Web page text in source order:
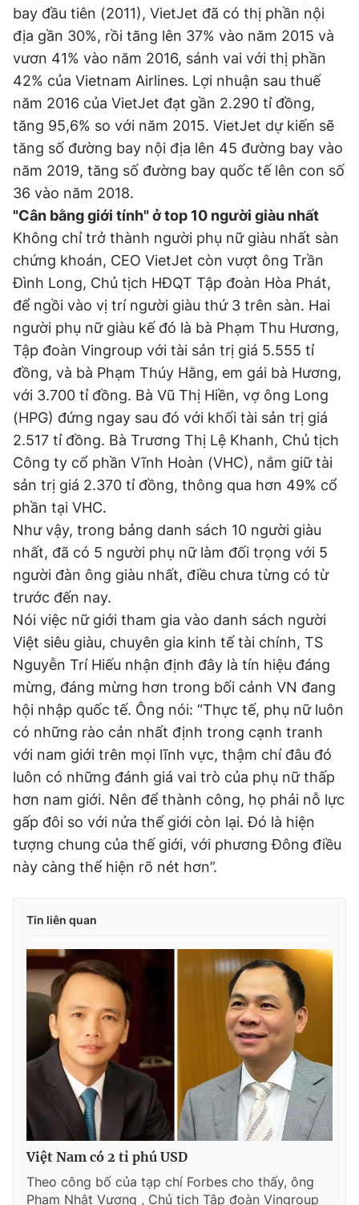
Đặt báo Quảng cáo RSS Tòa soạn Chính sách bảo
Tổng biên tập: Nguyễn Ngọc Toàn
Phó tổng biên tập thường trực: Hải Thành
Phó tổng biên tập: Lâm Hiếu Dũng
Phó tổng biên tập: Trần Việt Hưng
Tổng thư ký tòa soạn: Đức Trung
Giấy phép xuất bản số 110/GP - BTTTT cấp ngày 24.3.2020
© 2003-2026 Bản quyền thuộc về Báo Thanh Niên. Cấm sao
chép dưới mọi hình thức nếu không có sự chấp thuận bằng văn
bản. Phát triển bởi ePi Technologies, JSC.
bay đầu tiên (2011), VietJet đã có thị phần nội
địa gần 30%, rồi tăng lên 37% vào năm 2015 và
vươn 41% vào năm 2016, sánh vai với thị phần
42% của Vietnam Airlines. Lợi nhuận sau thuế
năm 2016 của VietJet đạt gần 2.290 tỉ đồng,
tăng 95,6% so với năm 2015. VietJet dự kiến sẽ
tăng số đường bay nội địa lên 45 đường bay vào
năm 2019, tăng số đường bay quốc tế lên con số
36 vào năm 2018.
"Cân bằng giới tính" ở top 10 người giàu nhất
Không chỉ trở thành người phụ nữ giàu nhất sàn
chứng khoán, CEO VietJet còn vượt ông Trần
Đình Long, Chủ tịch HĐQT Tập đoàn Hòa Phát,
để ngồi vào vị trí người giàu thứ 3 trên sàn. Hai
người phụ nữ giàu kế đó là bà Phạm Thu Hương,
Tập đoàn Vingroup với tài sản trị giá 5.555 tỉ
đồng, và bà Phạm Thúy Hằng, em gái bà Hương,
với 3.700 tỉ đồng. Bà Vũ Thị Hiền, vợ ông Long
(HPG) đứng ngay sau đó với khối tài sản trị giá
2.517 tỉ đồng. Bà Trương Thị Lệ Khanh, Chủ tịch
Công ty cổ phần Vĩnh Hoàn (VHC), nắm giữ tài
sản trị giá 2.370 tỉ đồng, thông qua hơn 49% cổ
phần tại VHC.
Như vậy, trong bảng danh sách 10 người giàu
nhất, đã có 5 người phụ nữ làm đối trọng với 5
người đàn ông giàu nhất, điều chưa từng có từ
trước đến nay.
Nói việc nữ giới tham gia vào danh sách người
Việt siêu giàu, chuyên gia kinh tế tài chính, TS
Nguyễn Trí Hiếu nhận định đây là tín hiệu đáng
mừng, đáng mừng hơn trong bối cảnh VN đang
hội nhập quốc tế. Ông nói: “Thực tế, phụ nữ luôn
có những rào cản nhất định trong cạnh tranh
với nam giới trên mọi lĩnh vực, thậm chí đâu đó
luôn có những đánh giá vai trò của phụ nữ thấp
hơn nam giới. Nên để thành công, họ phải nỗ lực
gấp đôi so với nửa thế giới còn lại. Đó là hiện
tượng chung của thế giới, với phương Đông điều
này càng thể hiện rõ nét hơn”.
Tin liên quan
Việt Nam có 2 tỉ phú USD
Theo công bố của tạp chí Forbes cho thấy, ông
Phạm Nhật Vượng , Chủ tịch Tập đoàn Vingroup